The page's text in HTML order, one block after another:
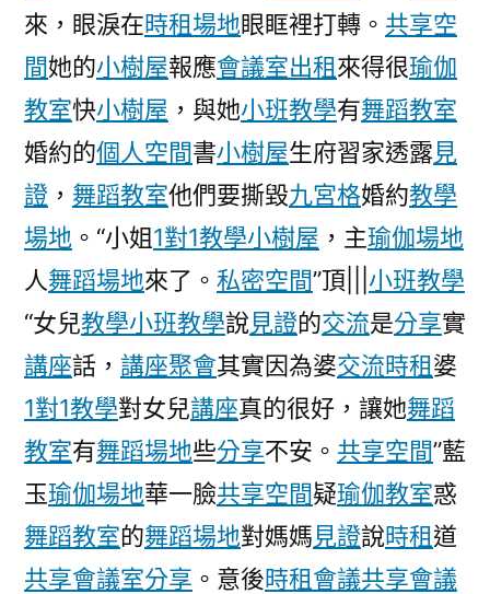
來，眼淚在時租場地眼眶裡打轉。 共享空
間她的小樹屋報應會議室出租來得很瑜伽
教室快小樹屋 ，與她小班教學有舞蹈教室
婚約的個人空間書小樹屋生府習家透露見
證 ， 舞蹈教室他們要撕毀九宮格婚約教學
場地 。“小姐1對1教學小樹屋 ，主瑜伽場地
人舞蹈場地來了。 私密空間”頂||| 小班教學
“女兒教學小班教學說見證的交流是分享實
講座話， 講座聚會其實因為婆交流時租婆
1對1教學對女兒講座真的很好，讓她舞蹈
教室有舞蹈場地些分享不安。 共享空間”藍
玉瑜伽場地華一臉共享空間疑瑜伽教室惑
舞蹈教室的舞蹈場地對媽媽見證說時租道
共享會議室分享 。意後時租會議共享會議